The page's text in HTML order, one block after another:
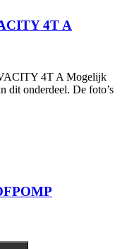
4T A
4T A Mogelijk
dit onderdeel. De foto’s